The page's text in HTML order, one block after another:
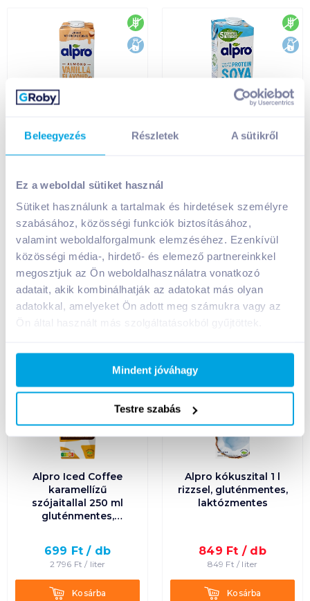
Beleegyezés Részletek A sütikről
Ez a weboldal sütiket használ
Sütiket használunk a tartalmak és hirdetések személyre
szabásához, közösségi funkciók biztosításához,
valamint weboldalforgalmunk elemzéséhez. Ezenkívül
közösségi média-, hirdető- és elemező partnereinkkel
megosztjuk az Ön weboldalhasználatra vonatkozó
adatait, akik kombinálhatják az adatokat más olyan
adatokkal, amelyeket Ön adott meg számukra vagy az
Mindent jóváhagy
Testre szabás
gluténmentes
laktózmentes
Alpro mandula ital 1l
1 299Ft /db
1 299Ft /liter
Kosárba
1 karton = 8 db
+1 karton a kosárba
Alpro szójaital 1 l
899Ft /db
899Ft /liter
Kosárba
1 karton = 8 db
+1 karton a kosárba
gluténmentes
laktózmentes
Alpro Iced Coffee
karamellízű
szójaitallal 250 ml
gluténmentes,
699 Ft / db
2 796 Ft / liter
KosárbaKosárba
Alpro kókuszital 1 l
rizzsel, gluténmentes,
laktózmentes
849 Ft / db
849 Ft / liter
KosárbaKosárba
08. 19